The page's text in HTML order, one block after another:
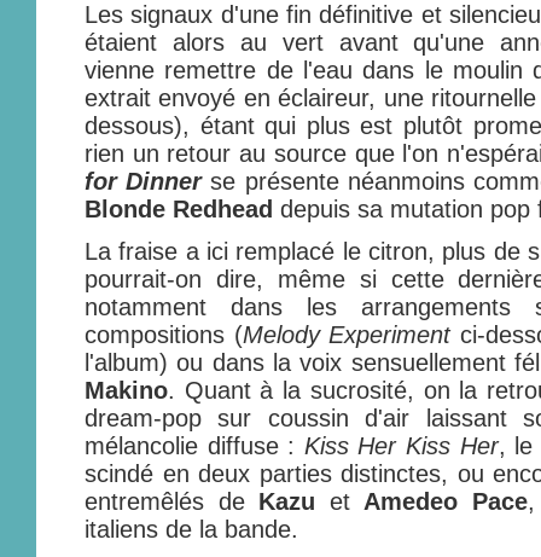
Les signaux d'une fin définitive et
étaient alors au vert avant qu'une
vienne remettre de l'eau dans le moulin
extrait envoyé en éclaireur, une
dessous), étant qui plus est plutôt
rien un retour au source que l'on
for Dinnerse présente néanmoins
Blonde Redhead depuis sa mutation pop
La fraise a ici remplacé le citron, plus de
pourrait-on dire, même si cette
notamment dans les arrangements
compositions (Melody Experimentci-
l'album) ou dans la voix sensuellement
Makino. Quant à la sucrosité, on la
dream-pop sur coussin d'air laissant
mélancolie diffuse : Kiss Her Kiss Her, le
scindé en deux parties distinctes, ou
entremêlés de Kazu et Amedeo Pace,
italiens de la bande.